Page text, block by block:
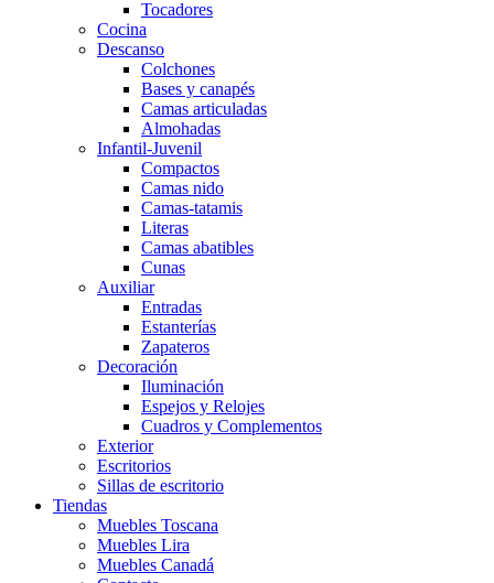
Tocadores
Cocina
Descanso
Colchones
Bases y canapés
Camas articuladas
Almohadas
Infantil-Juvenil
Compactos
Camas nido
Camas-tatamis
Literas
Camas abatibles
Cunas
Auxiliar
Entradas
Estanterías
Zapateros
Decoración
Iluminación
Espejos y Relojes
Cuadros y Complementos
Exterior
Escritorios
Sillas de escritorio
Tiendas
Muebles Toscana
Muebles Lira
Muebles Canadá